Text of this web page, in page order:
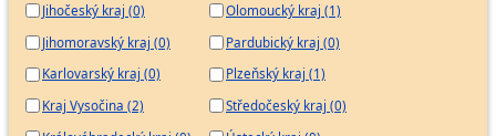
Jihočeský kraj (0)
Jihomoravský kraj (0)
Karlovarský kraj (0)
Kraj Vysočina (2)
Olomoucký kraj (1)
Pardubický kraj (0)
Plzeňský kraj (1)
Středočeský kraj (0)